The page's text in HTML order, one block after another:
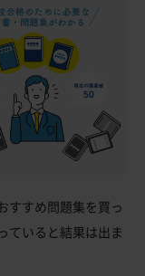
すすめ問題集を買っ
ていると結果は出ま